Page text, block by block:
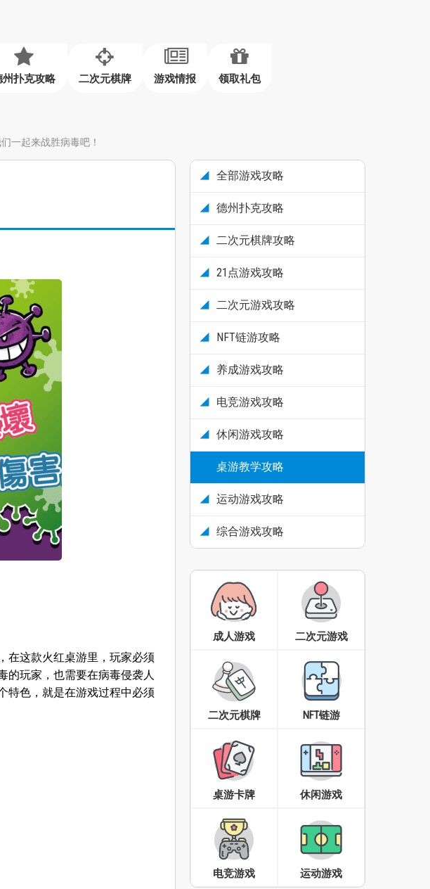
州扑克攻略 二次元棋牌 游戏情报 领取礼包
一起来战胜病毒吧！
在这款火红桌游里，玩家必须
的玩家，也需要在病毒侵袭人
特色，就是在游戏过程中必须
全部游戏攻略
德州扑克攻略
二次元棋牌攻略
21点游戏攻略
二次元游戏攻略
NFT链游攻略
养成游戏攻略
电竞游戏攻略
休闲游戏攻略
桌游教学攻略
运动游戏攻略
综合游戏攻略
成人游戏 二次元游戏
二次元棋牌 NFT链游
桌游卡牌 休闲游戏
电竞游戏 运动游戏